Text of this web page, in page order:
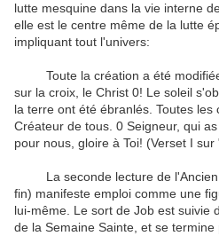
lutte mesquine dans la vie interne
elle est le centre même de la lutte
impliquant tout l'univers:
Toute la création a été
sur la croix le Christ 0! Le soleil
la terre ont été ébranlés Toutes les
Créateur de tous. 0 Seigneur, qui as
pour nous gloire à Toi! (Verset I sur
La seconde lecture de
fin) manifeste emploi comme une
lui-même Le sort de Job est suivie
de la Semaine Sainte et se termine